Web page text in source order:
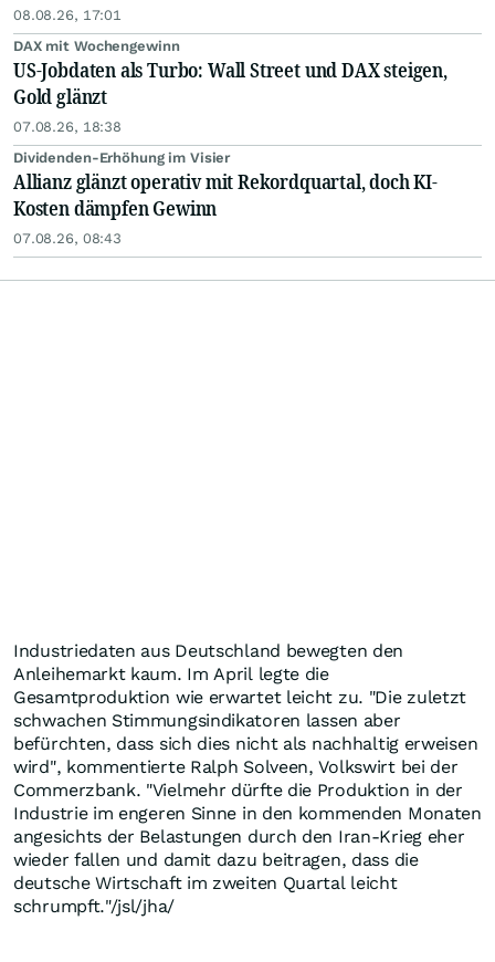
08.08.26, 17:01
DAX mit Wochengewinn
US-Jobdaten als Turbo: Wall Street und DAX steigen,
Gold glänzt
07.08.26, 18:38
Dividenden-Erhöhung im Visier
Allianz glänzt operativ mit Rekordquartal, doch KI-
Kosten dämpfen Gewinn
07.08.26, 08:43
Industriedaten aus Deutschland bewegten den
Anleihemarkt kaum. Im April legte die
Gesamtproduktion wie erwartet leicht zu. "Die zuletzt
schwachen Stimmungsindikatoren lassen aber
befürchten, dass sich dies nicht als nachhaltig erweisen
wird", kommentierte Ralph Solveen, Volkswirt bei der
Commerzbank. "Vielmehr dürfte die Produktion in der
Industrie im engeren Sinne in den kommenden Monaten
angesichts der Belastungen durch den Iran-Krieg eher
wieder fallen und damit dazu beitragen, dass die
deutsche Wirtschaft im zweiten Quartal leicht
schrumpft."/jsl/jha/